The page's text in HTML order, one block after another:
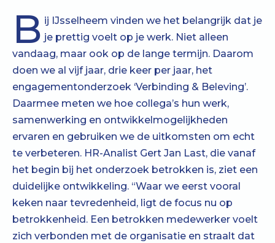
B ij IJsselheem vinden we het belangrijk dat je
je prettig voelt op je werk. Niet alleen
vandaag, maar ook op de lange termijn. Daarom
doen we al vijf jaar, drie keer per jaar, het
engagementonderzoek ‘Verbinding & Beleving’.
Daarmee meten we hoe collega’s hun werk,
samenwerking en ontwikkelmogelijkheden
ervaren en gebruiken we de uitkomsten om echt
te verbeteren. HR-Analist Gert Jan Last, die vanaf
het begin bij het onderzoek betrokken is, ziet een
duidelijke ontwikkeling. “Waar we eerst vooral
keken naar tevredenheid, ligt de focus nu op
betrokkenheid. Een betrokken medewerker voelt
zich verbonden met de organisatie en straalt dat